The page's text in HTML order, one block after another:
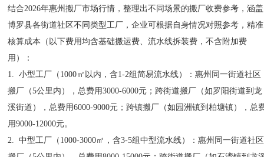
结合2026年惠州搬厂市场行情，整理出不同场景的搬厂收费参考，涵盖
博罗县各街道社区不同类型工厂，企业可根据自身情况对照参考，精准
核算成本（以下费用均含基础搬运费、流水线拆装费，不含附加费
用）：
1. 小型工厂（1000㎡以内，含1-2组简易流水线）：惠州同一街道社区
搬厂（5公里内），总费用3000-6000元；跨街道搬厂（如罗阳街道到龙
溪街道），总费用6000-9000元；跨镇搬厂（如园洲镇到柏塘镇），总
用9000-12000元。
2. 中型工厂（1000-3000㎡，含3-5组中型流水线）：惠州同一街道社区